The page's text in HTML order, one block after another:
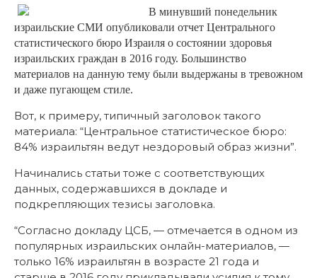
В минувший понедельник
израильские СМИ опубликовали отчет Центрального
статистического бюро Израиля о состоянии здоровья
израильских граждан в 2016 году. Большинство
материалов на данную тему были выдержаны в тревожном
и даже пугающем стиле.
Вот, к примеру, типичный заголовок такого
материала: “Центральное статистическое бюро:
84% израильтян ведут нездоровый образ жизни”.
Начинались статьи тоже с соответствующих
данных, содержавшихся в докладе и
подкрепляющих тезисы заголовка.
“Согласно докладу ЦСБ, — отмечается в одном из
популярных израильских онлайн-материалов, —
только 16% израильтян в возрасте 21 года и